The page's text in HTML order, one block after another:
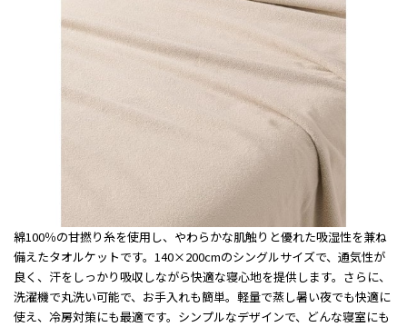
綿100％の甘撚り糸を使用し、やわらかな肌触りと優れた吸湿性を兼ね
備えたタオルケットです。140×200cmのシングルサイズで、通気性が
良く、汗をしっかり吸収しながら快適な寝心地を提供します。さらに、
洗濯機で丸洗い可能で、お手入れも簡単。軽量で蒸し暑い夜でも快適に
使え、冷房対策にも最適です。シンプルなデザインで、どんな寝室にも